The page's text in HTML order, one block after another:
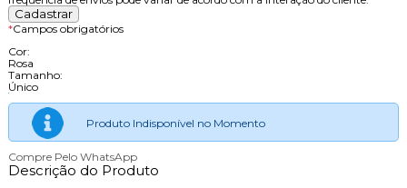
*Campos obrigatórios
Cor:
Rosa
Tamanho:
Único
Produto Indisponível no Momento
Compre Pelo WhatsApp
Descrição do Produto